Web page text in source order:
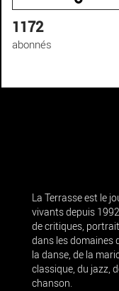
1172
abonnés
La Terrasse est le
vivants depuis
de critiques,
dans les domaines
la danse, de la
classique, du jazz,
chanson.